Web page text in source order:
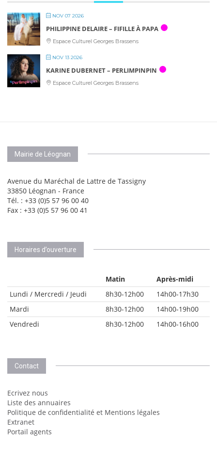
NOV 07 2026
PHILIPPINE DELAIRE – FIFILLE À PAPA
Espace Culturel Georges Brassens
NOV 13 2026
KARINE DUBERNET – PERLIMPINPIN
Espace Culturel Georges Brassens
Mairie de Léognan
Avenue du Maréchal de Lattre de Tassigny
33850 Léognan - France
Tél. : +33 (0)5 57 96 00 40
Fax : +33 (0)5 57 96 00 41
Horaires d’ouverture
Matin
Après-midi
Lundi / Mercredi / Jeudi
8h30-12h00
14h00-17h30
Mardi
8h30-12h00
14h00-19h00
Vendredi
8h30-12h00 14h00-16h00
Contact
Ecrivez nous
Liste des annuaires
Politique de confidentialité et Mentions légales
Extranet
Portail agents